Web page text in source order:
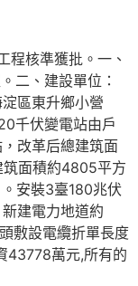
程核準獲批。一、
二、建設單位：
區東升鄉小營
千伏變電站由戶
改革后總建筑面
面積約4805平方
安裝3臺180兆伏
建電力地道約
敷設電纜折單長度
43778萬元,所有的